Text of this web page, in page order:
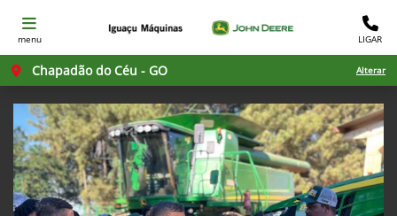
menu LIGAR
Chapadão do Céu - GO Alterar